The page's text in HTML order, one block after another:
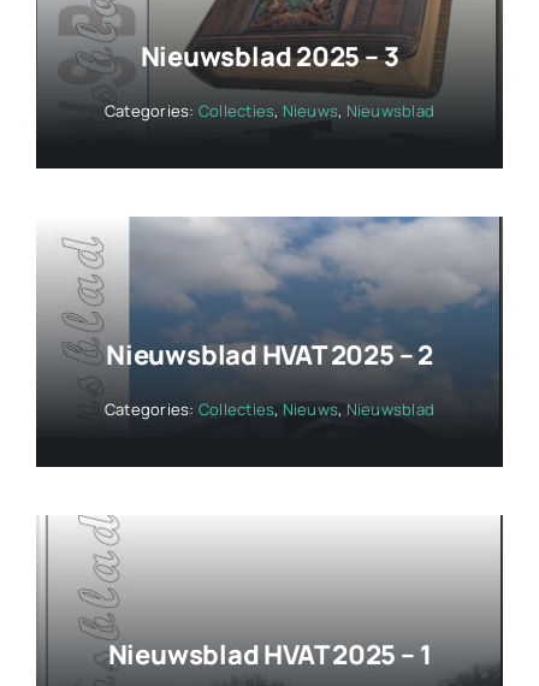
Nieuwsblad 2025 – 3
Categories: Collecties, Nieuws, Nieuwsblad
Nieuwsblad HVAT 2025 – 2
Categories: Collecties, Nieuws,Nieuwsblad
Nieuwsblad HVAT 2025 – 1